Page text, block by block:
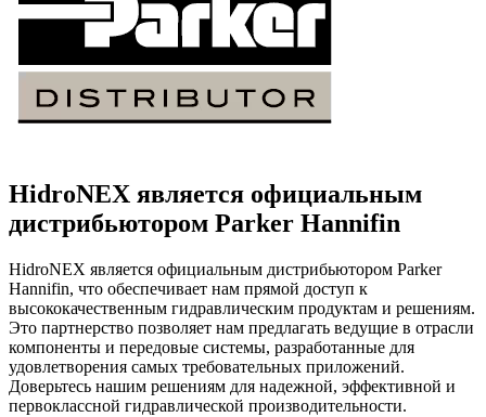
HidroNEX является официальным
дистрибьютором Parker Hannifin
HidroNEX является официальным дистрибьютором Parker
Hannifin, что обеспечивает нам прямой доступ к
высококачественным гидравлическим продуктам и решениям.
Это партнерство позволяет нам предлагать ведущие в отрасли
компоненты и передовые системы, разработанные для
удовлетворения самых требовательных приложений.
Доверьтесь нашим решениям для надежной, эффективной и
первоклассной гидравлической производительности.